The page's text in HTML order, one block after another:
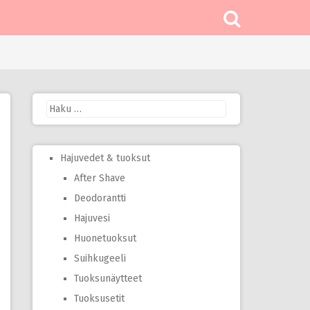
Haku:
Hajuvedet & tuoksut
After Shave
Deodorantti
Hajuvesi
Huonetuoksut
Suihkugeeli
Tuoksunäytteet
Tuoksusetit